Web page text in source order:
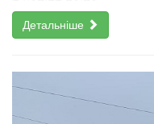
Детальніше